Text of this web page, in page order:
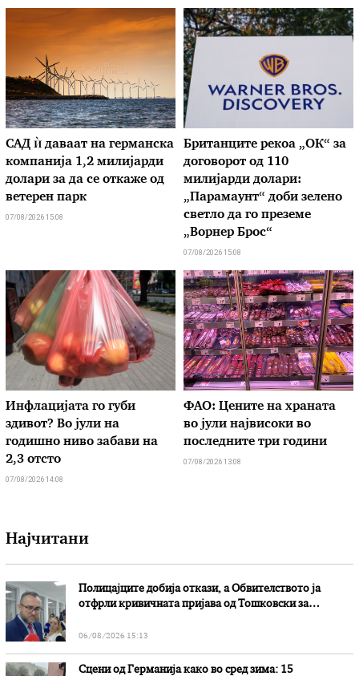
САД ѝ даваат на германска
компанија 1,2 милијарди
долари за да се откаже од
ветерен парк
07/08/2026 15:08
Британците рекоа „ОК“ за
договорот од 110
милијарди долари:
„Парамаунт“ доби зелено
светло да го преземе
„Ворнер Брос“
07/08/2026 15:08
Инфлацијата го губи
здивот? Во јули на
годишно ниво забави на
2,3 отсто
07/08/2026 14:08
ФАО: Цените на храната
во јули највисоки во
последните три години
07/08/2026 13:08
Најчитани
Полицајците добија откази, а Обвителството ја
отфрли кривичната пријава од Тошковски за
06/08/2026 15:13
Сцени од Германија како во сред зима: 15